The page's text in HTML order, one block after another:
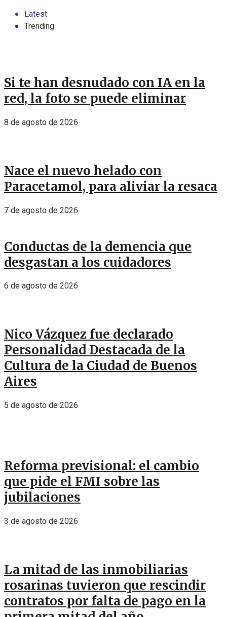
Latest
Trending
Si te han desnudado con IA en la
red, la foto se puede eliminar
8 de agosto de 2026
Nace el nuevo helado con
Paracetamol, para aliviar la resaca
7 de agosto de 2026
Conductas de la demencia que
desgastan a los cuidadores
6 de agosto de 2026
Nico Vázquez fue declarado
Personalidad Destacada de la
Cultura de la Ciudad de Buenos
Aires
5 de agosto de 2026
Reforma previsional: el cambio
que pide el FMI sobre las
jubilaciones
3 de agosto de 2026
La mitad de las inmobiliarias
rosarinas tuvieron que rescindir
contratos por falta de pago en la